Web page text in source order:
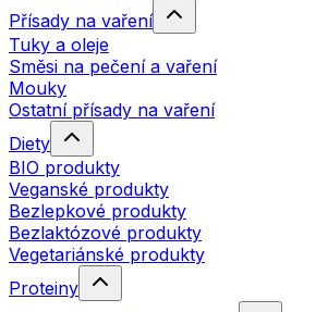
Přísady na vaření
Tuky a oleje
Směsi na pečení a vaření
Mouky
Ostatní přísady na vaření
Diety
BIO produkty
Veganské produkty
Bezlepkové produkty
Bezlaktózové produkty
Vegetariánské produkty
Proteiny